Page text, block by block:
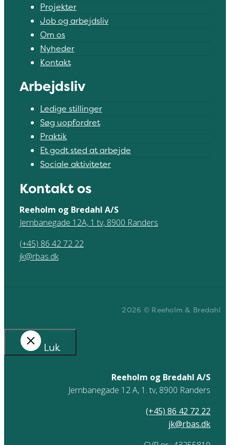
Projekter
Job og arbejdsliv
Om os
Nyheder
Kontakt
Arbejdsliv
Ledige stillinger
Søg uopfordret
Praktik
Et godt sted at arbejde
Sociale aktiviteter
Kontakt os
Reeholm og Bredahl A/S
Jernbanegade 12A, 1 tv, 8900 Randers
(+45) 86 42 72 22
jk@rbas.dk
2026 © Reeholm & Bredahl
Luk
Reeholm og Bredahl A/S
Jernbanegade 12 A, 1. tv, 8900 Randers
(+45) 86 42 72 22
jk@rbas.dk